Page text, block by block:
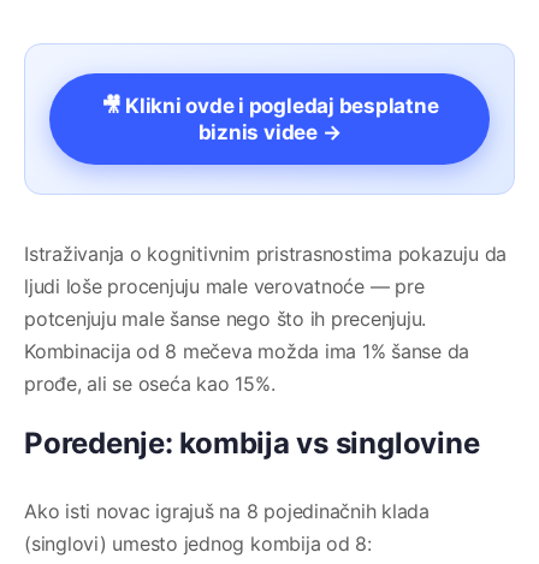
🎥 Klikni ovde i pogledaj besplatne
biznis videe →
Istraživanja o kognitivnim pristrasnostima pokazuju da
ljudi loše procenjuju male verovatnoće — pre
potcenjuju male šanse nego što ih precenjuju.
Kombinacija od 8 mečeva možda ima 1% šanse da
prođe, ali se oseća kao 15%.
Poredenje: kombija vs singlovine
Ako isti novac igrajuš na 8 pojedinačnih klada
(singlovi) umesto jednog kombija od 8: